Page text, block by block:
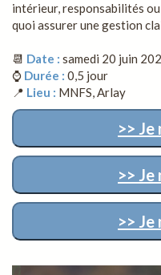
intérieur, responsabilités
quoi assurer une gestion
📆 Date : samedi 20 juin
⌚ Durée : 0,5 jour
📍 Lieu : MNFS, Arlay
>> Je
>> Je
>> Je